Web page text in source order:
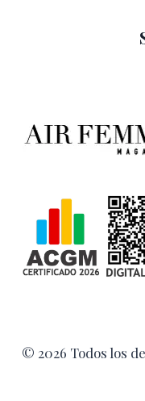
© 2026 Todos los